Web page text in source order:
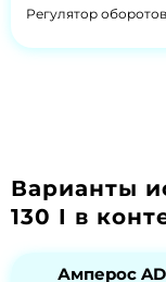
Регулятор
Варианты
130 I в
Амперос